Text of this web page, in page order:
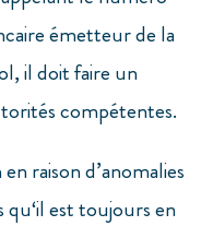
émetteur de la
il doit faire un
compétentes.
raison d’anomalies
qu‘il est toujours en